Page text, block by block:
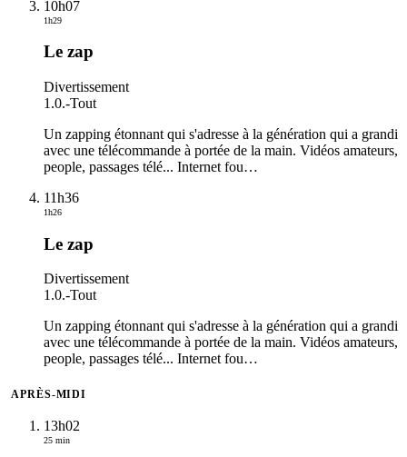
10h07
1h29
Le zap
Divertissement
1.0.-Tout
Un zapping étonnant qui s'adresse à la génération qui a grandi
avec une télécommande à portée de la main. Vidéos amateurs,
people, passages télé... Internet fou…
11h36
1h26
Le zap
Divertissement
1.0.-Tout
Un zapping étonnant qui s'adresse à la génération qui a grandi
avec une télécommande à portée de la main. Vidéos amateurs,
people, passages télé... Internet fou…
APRÈS-MIDI
13h02
25 min